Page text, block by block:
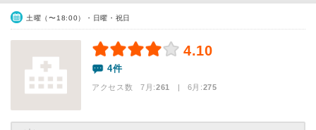
土曜（〜18:00）・日曜・祝日
4.10
4件
アクセス数 7月:261 | 6月:275